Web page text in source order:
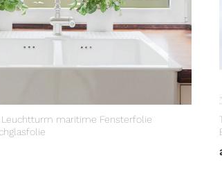
maritime Fensterfolie